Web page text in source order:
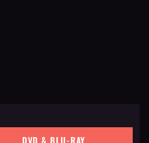
DVD & BLU-RAY